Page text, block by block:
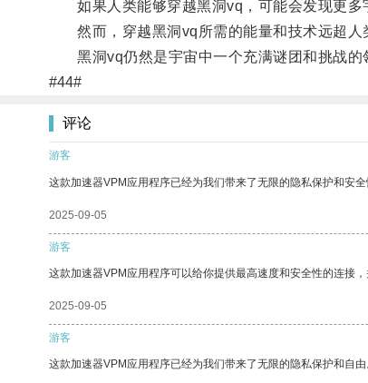
如果人类能够穿越黑洞vq，可能会发现更多
然而，穿越黑洞vq所需的能量和技术远超人
黑洞vq仍然是宇宙中一个充满谜团和挑战的
#44#
评论
游客
这款加速器VPM应用程序已经为我们带来了无限的隐私保护和安全
2025-09-05
游客
这款加速器VPM应用程序可以给你提供最高速度和安全性的连接，
2025-09-05
游客
这款加速器VPM应用程序已经为我们带来了无限的隐私保护和自由